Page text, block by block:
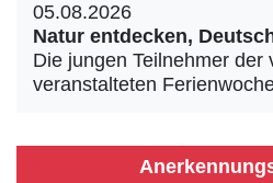
05.08.2026
Natur entdecken,
Die jungen Teilnehmer der
veranstalteten